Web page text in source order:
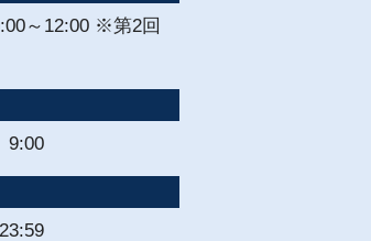
～12:00 ※第2回
9:00